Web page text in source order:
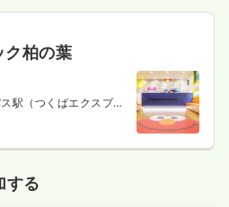
ク柏の葉
駅（つくばエクスプレ
する